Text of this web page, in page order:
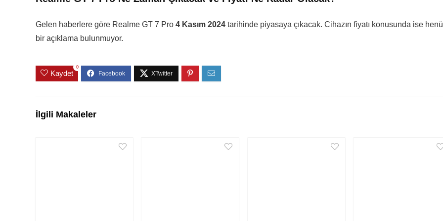
Gelen haberlere göre Realme GT 7 Pro 4 Kasım 2024 tarihinde piyasaya çıkacak. Cihazın fiyatı konusunda ise
bir açıklama bulunmuyor.
Kaydet
0
İlgili Makaleler